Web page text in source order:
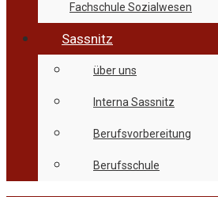
Fachschule Sozialwesen
Sassnitz
über uns
Interna Sassnitz
Berufsvorbereitung
Berufsschule